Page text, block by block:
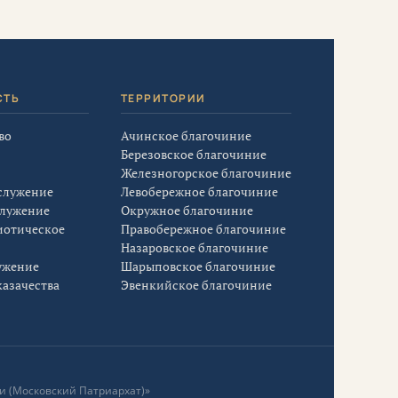
ТЕРРИТОРИИ
Ачинское благочиние
Березовское благочиние
Железногорское благочиние
Левобережное благочиние
Окружное благочиние
Правобережное благочиние
Назаровское благочиние
Шарыповское благочиние
Эвенкийское благочиние
(Московский Патриархат)»